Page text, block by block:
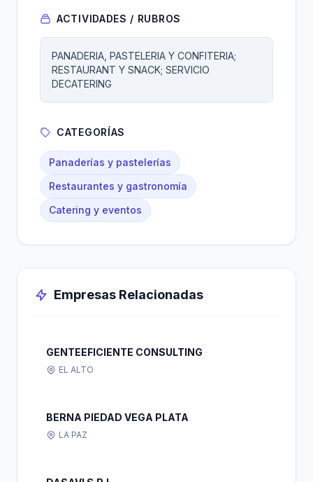
ACTIVIDADES / RUBROS
PANADERIA, PASTELERIA Y CONFITERIA;
RESTAURANT Y SNACK; SERVICIO
DECATERING
CATEGORÍAS
Panaderías y pastelerías
Restaurantes y gastronomía
Catering y eventos
Empresas Relacionadas
GENTEEFICIENTE CONSULTING
EL ALTO
BERNA PIEDAD VEGA PLATA
LA PAZ